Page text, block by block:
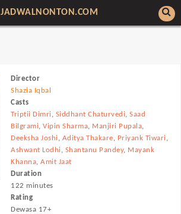
JADWALNONTON.COM
Director
Shazia Iqbal
Casts
Triptii Dimri, Siddhant Chaturvedi,Saad
Bilgrami,Vipin Sharma, Manjiri Pupala,
Deeksha Joshi, Aditya Thakare, Priyank Tiwari,
Ashwant Lodhi, Shantanu Pandey, Mayank
Khanna,Amit Jaat
Duration
122 minutes
Rating
Dewasa 17+